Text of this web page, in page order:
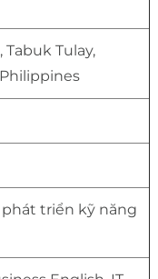
Tabuk Tulay,
triển kỹ năng